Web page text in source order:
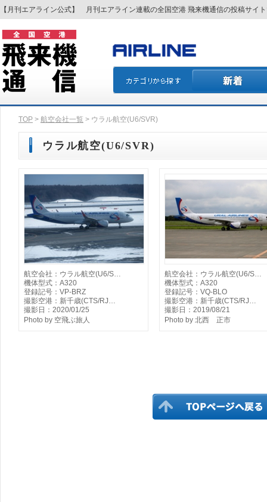
【月刊エアライン公式】 月刊エアライン連載の全国空港 飛来機通信の投稿サイ
TOP > 航空会社一覧 > ウラル航空(U6/SVR)
ウラル航空(U6/SVR)
航空会社：ウラル航空(U6/S…
機体型式：A320
登録記号：VP-BRZ
撮影空港：新千歳(CTS/RJ…
撮影日：2020/01/25
Photo by 空飛ぶ旅人
航空会社：ウラル航空(U6/S…
機体型式：A320
登録記号：VQ-BLO
撮影空港：新千歳(CTS/RJ…
撮影日：2019/08/21
Photo by 北西 正市